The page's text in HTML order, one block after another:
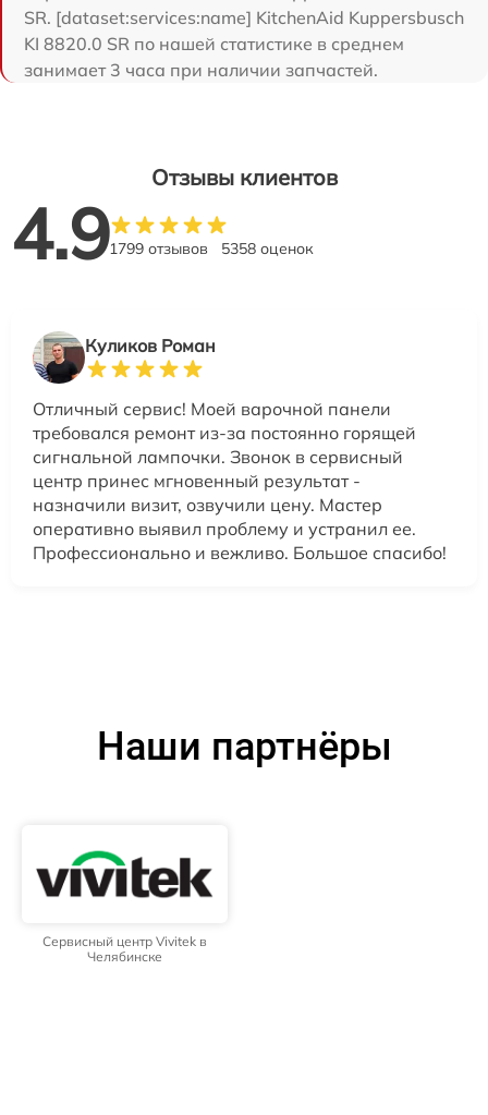
SR. [dataset:services:name] KitchenAid Kuppersbusch
KI 8820.0 SR по нашей статистике в среднем
занимает 3 часа при наличии запчастей.
Отзывы клиентов
4.91799 отзывов 5358 оценок
Куликов Роман
Отличный сервис! Моей варочной панели
требовался ремонт из-за постоянно горящей
сигнальной лампочки. Звонок в сервисный
центр принес мгновенный результат -
назначили визит, озвучили цену. Мастер
оперативно выявил проблему и устранил ее.
Профессионально и вежливо. Большое спасибо!
Наши партнёры
Сервисный центр Vivitek в
Челябинске